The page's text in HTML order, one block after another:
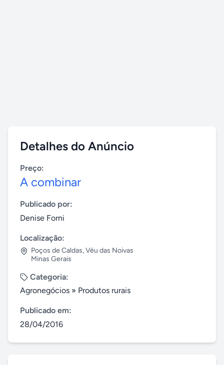
Detalhes do Anúncio
Preço:
A combinar
Publicado por:
Denise Forni
Localização:
Poços de Caldas,Véu das Noivas
Minas Gerais
Categoria:
Agronegócios » Produtos rurais
Publicado em:
28/04/2016